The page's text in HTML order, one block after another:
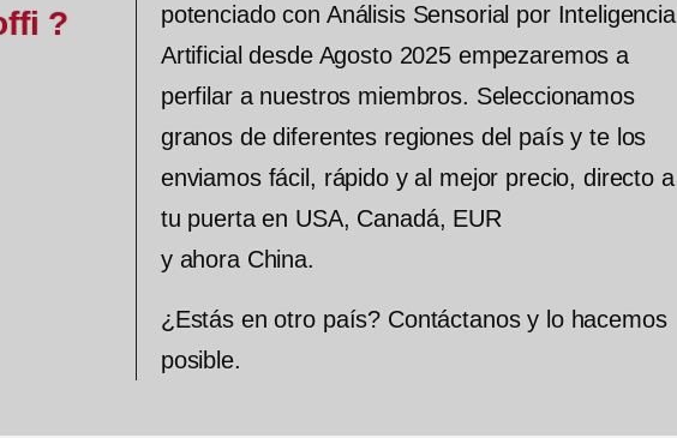
?
potenciado con Análisis Sensorial por Inteligencia
Artificial desde Agosto 2025 empezaremos a
perfilar a nuestros miembros. Seleccionamos
granos de diferentes regiones del país y te los
enviamos fácil, rápido y al mejor precio, directo a
tu puerta en USA, Canadá, EUR
y ahora China.
¿Estás en otro país? Contáctanos y lo hacemos
posible.